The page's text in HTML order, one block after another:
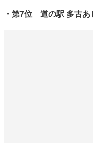
・第7位 道の駅 多古あ